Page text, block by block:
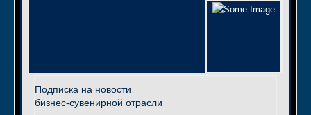
Подписка на новости
бизнес-сувенирной отрасли